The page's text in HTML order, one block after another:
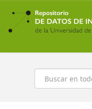
Ir
contenido
principal
Buscar